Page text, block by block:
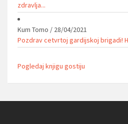
zdravlja...
Kum Tomo / 28/04/2021
Pozdrav cetvrtoj gardijskoj brigadi!
Pogledaj knjigu gostiju